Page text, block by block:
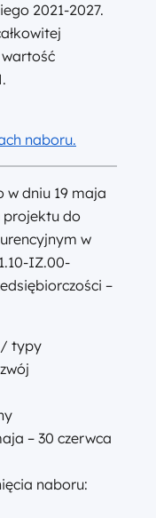
2021-2027.
wartość
naboru.
w dniu 19 maja
projektu do
w
IZ.00-
–
/ typy
– 30 czerwca
naboru: